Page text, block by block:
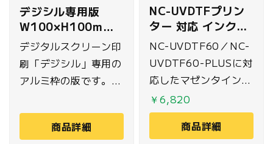
デジシル専用版
W100×H100mm
(Tシャツ左右胸用)
デジタルスクリーン印
刷「デジシル」専用の
アルミ枠の版です。
ト範囲以外に乳剤を塗
り露光したもので、プ
商品詳細
NC-UVDTFプリン
ター 対応 インク
500ml マゼンタ
NC-UVDTF60／NC-
UVDTF60-PLUSに対
応したマゼンタインク
500mlです。
￥6,820
商品詳細